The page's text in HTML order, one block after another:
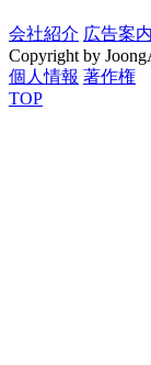
会社紹介 広告案
Copyright by
個人情報 著作権
TOP